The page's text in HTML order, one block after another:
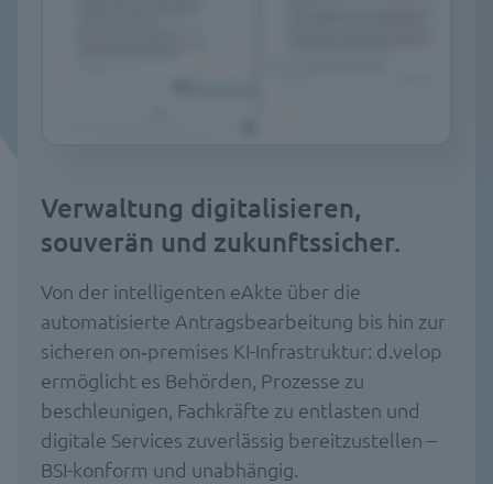
Verwaltung digitalisieren,
souverän und zukunftssicher.
Von der intelligenten eAkte über die
automatisierte Antragsbearbeitung bis hin zur
sicheren on‑premises KI-Infrastruktur: d.velop
ermöglicht es Behörden, Prozesse zu
beschleunigen, Fachkräfte zu entlasten und
digitale Services zuverlässig bereitzustellen –
BSI-konform und unabhängig.